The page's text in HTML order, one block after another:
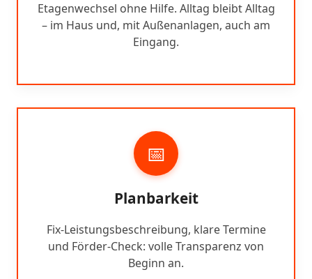
Etagenwechsel ohne Hilfe. Alltag bleibt Alltag
– im Haus und, mit Außenanlagen, auch am
Eingang.
📅
Planbarkeit
Fix-Leistungsbeschreibung, klare Termine
und Förder-Check: volle Transparenz von
Beginn an.